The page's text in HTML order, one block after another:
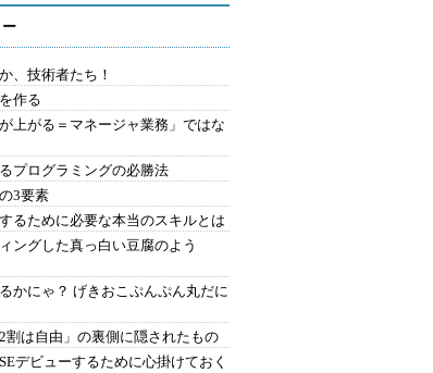
、技術者たち！
作る
上がる＝マネージャ業務」ではな
プログラミングの必勝法
3要素
るために必要な本当のスキルとは
ングした真っ白い豆腐のよう
かにゃ？ げきおこぷんぷん丸だに
2割は自由」の裏側に隠されたもの
デビューするために心掛けておく